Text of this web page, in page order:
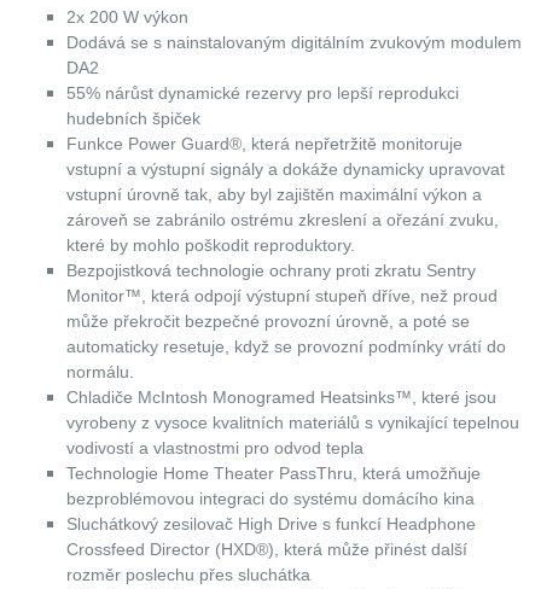
2x 200 W výkon
Dodává se s nainstalovaným digitálním zvukovým modulem
DA2
55% nárůst dynamické rezervy pro lepší reprodukci
hudebních špiček
Funkce Power Guard®, která nepřetržitě monitoruje
vstupní a výstupní signály a dokáže dynamicky upravovat
vstupní úrovně tak, aby byl zajištěn maximální výkon a
zároveň se zabránilo ostrému zkreslení a ořezání zvuku,
které by mohlo poškodit reproduktory.
Bezpojistková technologie ochrany proti zkratu Sentry
Monitor™, která odpojí výstupní stupeň dříve, než proud
může překročit bezpečné provozní úrovně, a poté se
automaticky resetuje, když se provozní podmínky vrátí do
normálu.
Chladiče McIntosh Monogramed Heatsinks™, které jsou
vyrobeny z vysoce kvalitních materiálů s vynikající tepelnou
vodivostí a vlastnostmi pro odvod tepla
Technologie Home Theater PassThru, která umožňuje
bezproblémovou integraci do systému domácího kina
Sluchátkový zesilovač High Drive s funkcí Headphone
Crossfeed Director (HXD®), která může přinést další
rozměr poslechu přes sluchátka